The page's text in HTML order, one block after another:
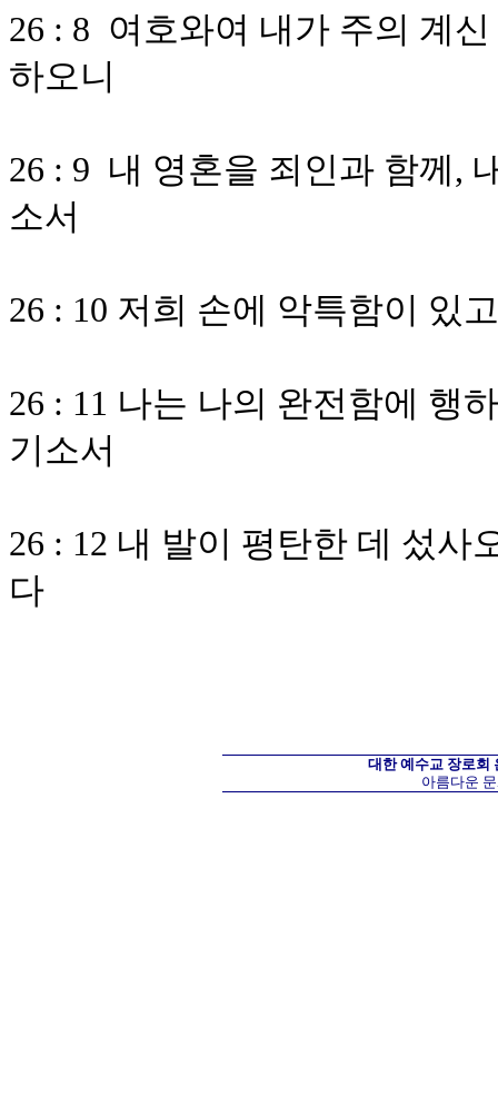
26 : 8 여호와여 내가 주의 계
하오니
26 : 9 내 영혼을 죄인과 함께,
소서
26 : 10 저희 손에 악특함이 있
26 : 11 나는 나의 완전함에 행
기소서
26 : 12 내 발이 평탄한 데 섰
다
대한 예수교 장로회
아름다운